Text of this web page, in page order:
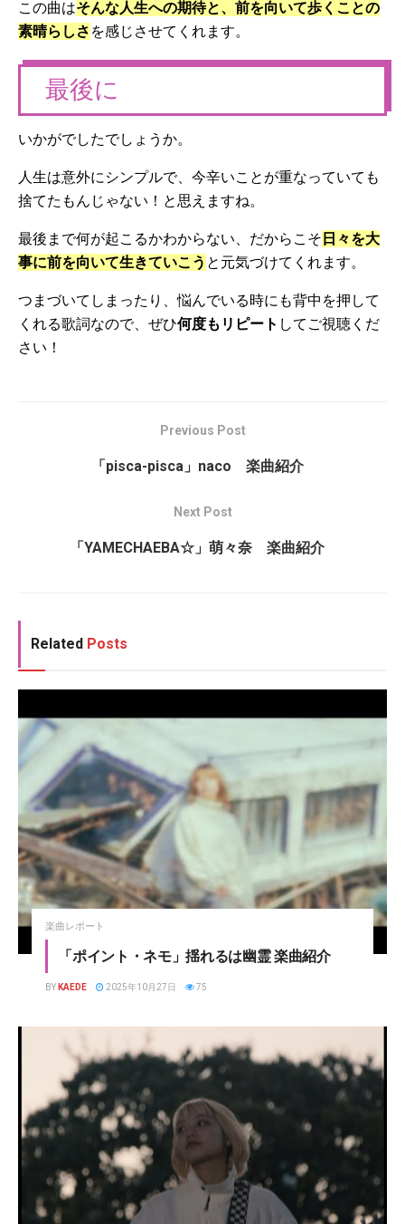
この曲はそんな人生への期待と、前を向いて歩くことの
素晴らしさ を感じさせてくれます。
最後に
いかがでしたでしょうか。
人生は意外にシンプルで、今辛いことが重なっていても
捨てたもんじゃない！と思えますね。
最後まで何が起こるかわからない、だからこそ 日々を大
事に前を向いて生きていこう と元気づけてくれます。
つまづいてしまったり、悩んでいる時にも背中を押して
くれる歌詞なので、ぜひ何度もリピート してご視聴くだ
さい！
Previous Post
「pisca-pisca」naco 楽曲紹介
Next Post
「YAMECHAEBA☆」萌々奈 楽曲紹介
Related Posts
楽曲レポート
「ポイント・ネモ」揺れるは幽霊 楽曲紹介
BY KAEDE 2025年10月27日 75